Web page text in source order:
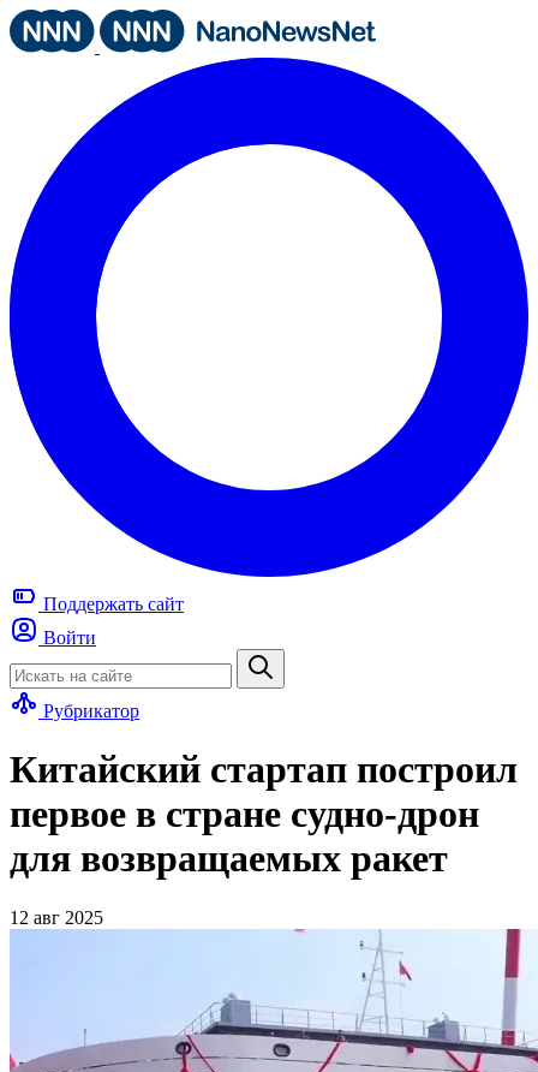
Поддержать сайт
Войти
Рубрикатор
Китайский стартап построил
первое в стране судно-дрон
для возвращаемых ракет
12 авг 2025